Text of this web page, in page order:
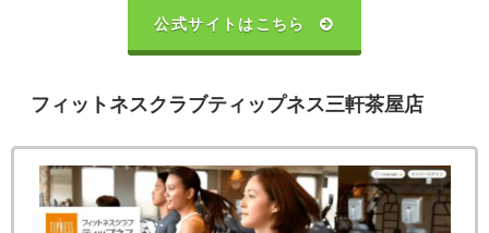
公式サイトはこちら
フィットネスクラブティップネス三軒茶屋店